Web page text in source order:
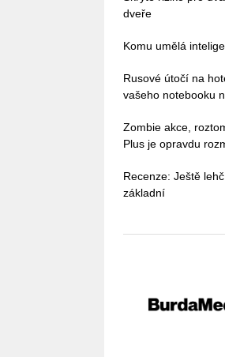
dveře
Komu umělá
Rusové útočí na
vašeho notebooku
Zombie akce,
Plus je opravdu
Recenze: Ještě
základní